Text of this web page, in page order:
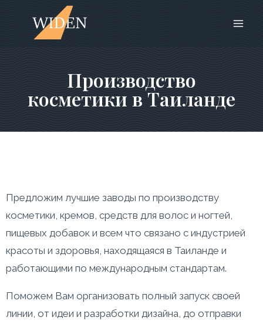
Производство
косметики в Таиланде
Предложим лучшие заводы по производству
косметики, кремов, средств для волос и ногтей,
пищевых добавок и всем что связано с индустрией
красоты и здоровья, находящаяся в Таиланде и
работающими по международным стандартам.
Поможем Вам организовать полный запуск своей
линии, от идеи и разработки дизайна, до отправки